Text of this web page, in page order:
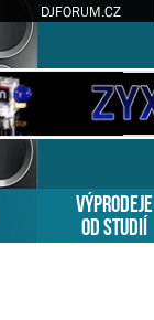
DJFORUM.CZ
VÝPRODEJE
OD STUDIÍ